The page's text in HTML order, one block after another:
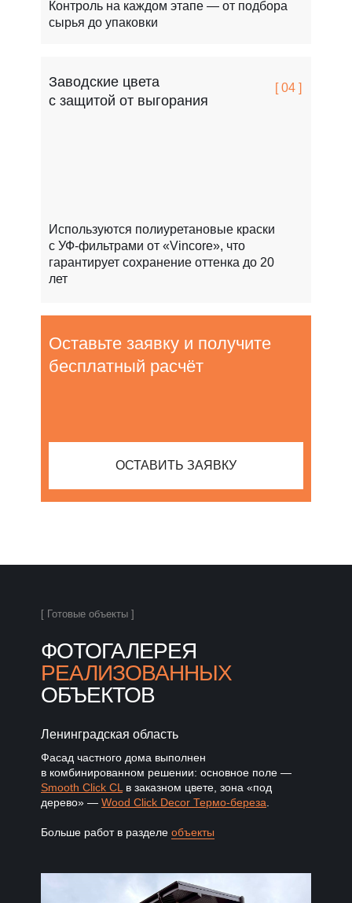
Используются полиуретановые краски
с УФ-фильтрами от «Vincore», что
гарантирует сохранение оттенка до 20
лет
Заводские цвета
с защитой от выгорания
[ 04 ]
Контроль на каждом этапе — от подбора
сырья до упаковки
ОСТАВИТЬ ЗАЯВКУ
Оставьте заявку и получите
бесплатный расчёт
ФОТОГАЛЕРЕЯ
РЕАЛИЗОВАННЫХ
ОБЪЕКТОВ
[ Готовые объекты ]
Фасад частного дома выполнен
в комбинированном решении: основное поле —
Smooth Click CL в заказном цвете, зона «под
дерево» — Wood Click Decor Термо-береза
Больше работ в разделе объекты
Ленинградская область